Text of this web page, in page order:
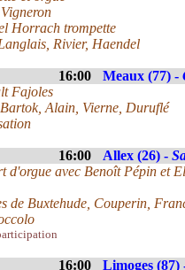
Horrach trompette
Rivier, Haendel
16:00 Meaux (77) -
Fajoles
Bartok, Alain, Vierne, Duruflé
16:00 Allex (26) -
d'orgue avec Benoît Pépin et
de Buxtehude, Couperin,
16:00 Limoges (87)